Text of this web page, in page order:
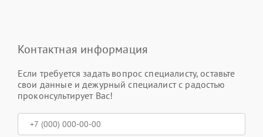
Контактная информация
Если требуется задать вопрос специалисту, оставьте
свои данные и дежурный специалист с радостью
проконсультирует Вас!